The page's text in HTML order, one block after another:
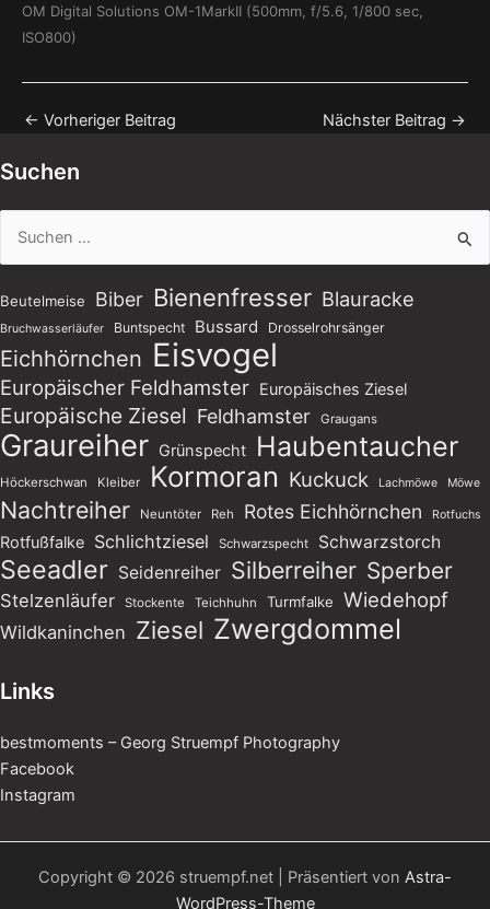
OM Digital Solutions OM-1MarkII (500mm, f/5.6, 1/800 sec,
ISO800)
← Vorheriger Beitrag Nächster Beitrag →
Suchen
nach:
Beutelmeise Biber Bienenfresser Blauracke
Bruchwasserläufer Buntspecht Bussard Drosselrohrsänger
Eichhörnchen Eisvogel
Europäischer Feldhamster Europäisches Ziesel
Europäische Ziesel Feldhamster Graugans
Graureiher Grünspecht Haubentaucher
Höckerschwan Kleiber Kormoran Kuckuck Lachmöwe Möwe
Nachtreiher Neuntöter Reh Rotes Eichhörnchen Rotfuchs
Rotfußfalke Schlichtziesel Schwarzspecht Schwarzstorch
Seeadler Seidenreiher Silberreiher Sperber
Stelzenläufer Stockente Teichhuhn Turmfalke Wiedehopf
Wildkaninchen Ziesel Zwergdommel
Links
bestmoments – Georg Struempf Photography
Facebook
Instagram
Copyright © 2026 struempf.net | Präsentiert von Astra-
WordPress-Theme